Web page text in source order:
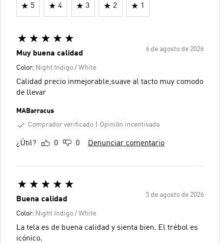
5 4 3 2 1
6 de agosto de 2026
Muy buena calidad
Color: Night Indigo / White
Calidad precio inmejorable,suave al tacto muy comodo
de llevar
MABarracus
Comprador verificado
Opinión incentivada
¿Útil? 0 0 Denunciar comentario
5 de agosto de 2026
Buena calidad
Color: Night Indigo / White
La tela es de buena calidad y sienta bien. El trébol es
icónico.